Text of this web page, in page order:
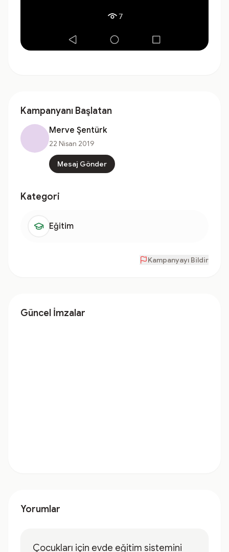
Kampanyanı Başlatan
Merve Şentürk
22 Nisan 2019
Mesaj Gönder
Kategori
Eğitim
Kampanyayı Bildir
Güncel İmzalar
Yorumlar
Çocukları için evde eğitim sistemini